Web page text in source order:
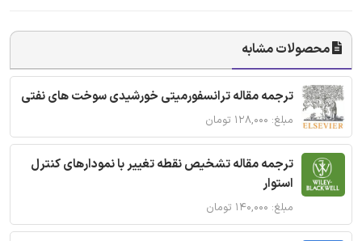
محصولات مشابه
ترجمه مقاله ترانسفورمیتی خورشیدی سوخت های نفتی
مبلغ: ۱۲۸,۰۰۰ تومان
ترجمه مقاله تشخیص نقطه تغییر با نمودارهای کنترل
استوار
مبلغ: ۱۴۰,۰۰۰ تومان